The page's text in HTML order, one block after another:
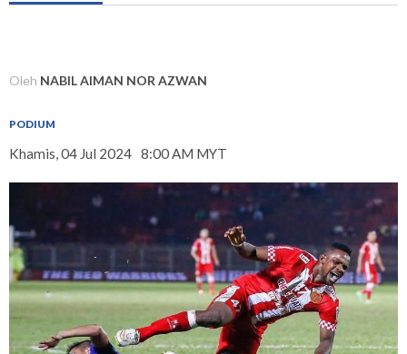
Oleh NABIL AIMAN NOR AZWAN
PODIUM
Khamis, 04 Jul 2024 8:00 AM MYT